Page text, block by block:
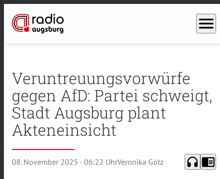
menu
Veruntreuungsvorwürfe
gegen AfD: Partei schweigt,
Stadt Augsburg plant
Akteneinsicht
08. November 2025 · 06:22 UhrVeronika Götz headphones chrome_reader_mode